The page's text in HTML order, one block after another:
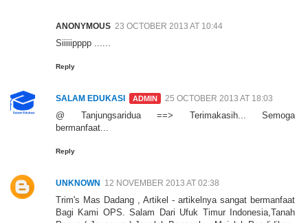
ANONYMOUS 23 OCTOBER 2013 AT 10:44
Siiiiipppp ......
Reply
SALAM EDUKASI 25 OCTOBER 2013 AT 18:03
@ Tanjungsaridua ==> Terimakasih... Semoga
bermanfaat...
Reply
UNKNOWN 12 NOVEMBER 2013 AT 02:38
Trim's Mas Dadang , Artikel - artikelnya sangat bermanfaat
Bagi Kami OPS. Salam Dari Ufuk Timur Indonesia,Tanah